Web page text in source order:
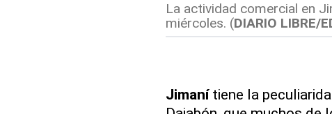
La actividad comercial en
miércoles. (DIARIO LIBRE/
Jimanítiene la